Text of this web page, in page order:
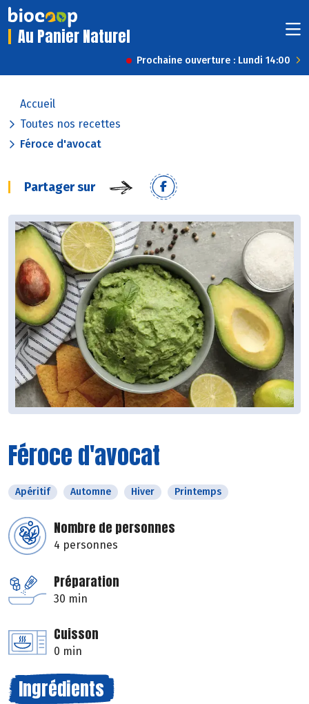
Au Panier Naturel
Prochaine ouverture : Lundi 14:00
Accueil
Toutes nos recettes
Féroce d'avocat
Partager sur
Féroce d'avocat
Apéritif Automne Hiver Printemps
Nombre de personnes
4 personnes
Préparation
30 min
Cuisson
0 min
Ingrédients